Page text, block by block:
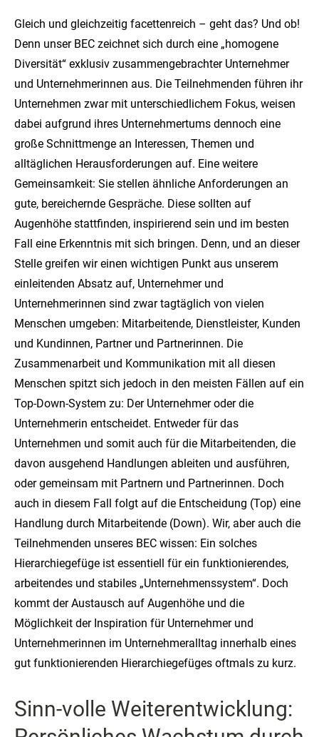
Gleich und gleichzeitig facettenreich – geht das? Und ob!
Denn unser BEC zeichnet sich durch eine „homogene
Diversität“ exklusiv zusammengebrachter Unternehmer
und Unternehmerinnen aus. Die Teilnehmenden führen ihr
Unternehmen zwar mit unterschiedlichem Fokus, weisen
dabei aufgrund ihres Unternehmertums dennoch eine
große Schnittmenge an Interessen, Themen und
alltäglichen Herausforderungen auf. Eine weitere
Gemeinsamkeit: Sie stellen ähnliche Anforderungen an
gute, bereichernde Gespräche. Diese sollten auf
Augenhöhe stattfinden, inspirierend sein und im besten
Fall eine Erkenntnis mit sich bringen. Denn, und an dieser
Stelle greifen wir einen wichtigen Punkt aus unserem
einleitenden Absatz auf, Unternehmer und
Unternehmerinnen sind zwar tagtäglich von vielen
Menschen umgeben: Mitarbeitende, Dienstleister, Kunden
und Kundinnen, Partner und Partnerinnen. Die
Zusammenarbeit und Kommunikation mit all diesen
Menschen spitzt sich jedoch in den meisten Fällen auf ein
Top-Down-System zu: Der Unternehmer oder die
Unternehmerin entscheidet. Entweder für das
Unternehmen und somit auch für die Mitarbeitenden, die
davon ausgehend Handlungen ableiten und ausführen,
oder gemeinsam mit Partnern und Partnerinnen. Doch
auch in diesem Fall folgt auf die Entscheidung (Top) eine
Handlung durch Mitarbeitende (Down). Wir, aber auch die
Teilnehmenden unseres BEC wissen: Ein solches
Hierarchiegefüge ist essentiell für ein funktionierendes,
arbeitendes und stabiles „Unternehmenssystem“. Doch
kommt der Austausch auf Augenhöhe und die
Möglichkeit der Inspiration für Unternehmer und
Unternehmerinnen im Unternehmeralltag innerhalb eines
gut funktionierenden Hierarchiegefüges oftmals zu kurz.
Sinn-volle Weiterentwicklung: